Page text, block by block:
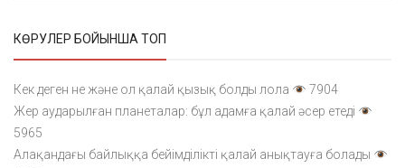
КӨРУЛЕР БОЙЫНША ТОП
Кек деген не және ол қалай қызық болды лола
7904
Жер аударылған планеталар: бұл адамға қалай әсер етеді
5965
Алақандағы байлыққа бейімділікті қалай анықтауға болады